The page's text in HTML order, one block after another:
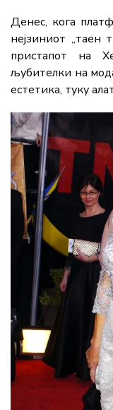
Денес, кога
нејзиниот „таен
пристапот на
љубителки на
естетика, туку